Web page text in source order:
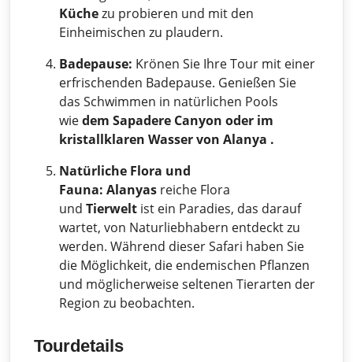
Küchezu probieren und mit den
Einheimischen zu plaudern.
Badepause: Krönen Sie Ihre Tour mit einer
erfrischenden Badepause. Genießen Sie
das Schwimmen in natürlichen Pools
wiedem Sapadere Canyon oder im
kristallklaren Wasser von Alanya .
Natürliche Flora und
Fauna: Alanyas reiche Flora
und Tierwelt ist ein Paradies, das darauf
wartet, von Naturliebhabern entdeckt zu
werden. Während dieser Safari haben Sie
die Möglichkeit, die endemischen Pflanzen
und möglicherweise seltenen Tierarten der
Region zu beobachten.
Tourdetails